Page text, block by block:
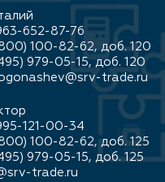
652-87-76
100-82-62, доб. 120
979-05-15, доб. 120
trade.ru
121-00-34
100-82-62, доб. 125
979-05-15, доб. 125
trade.ru